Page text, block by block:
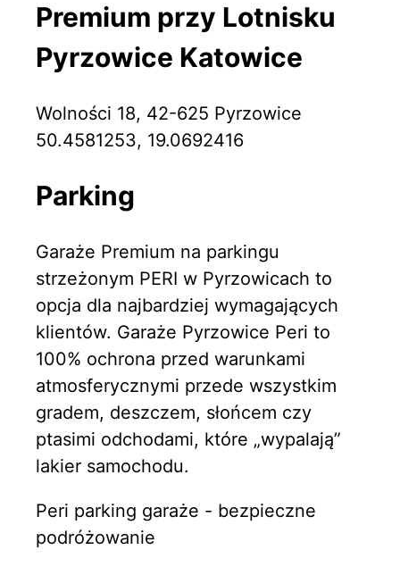
Premium przy Lotnisku
Pyrzowice Katowice
Wolności 18, 42-625 Pyrzowice
50.4581253, 19.0692416
Parking
Garaże Premium na parkingu
strzeżonym PERI w Pyrzowicach to
opcja dla najbardziej wymagających
klientów. Garaże Pyrzowice Peri to
100% ochrona przed warunkami
atmosferycznymi przede wszystkim
gradem, deszczem, słońcem czy
ptasimi odchodami, które „wypalają”
lakier samochodu.
Peri parking garaże - bezpieczne
podróżowanie